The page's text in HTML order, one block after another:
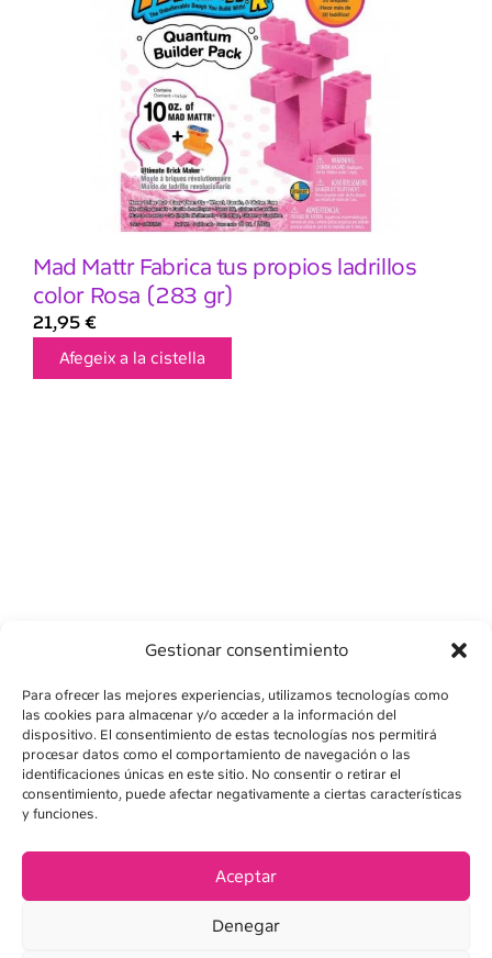
Gestionar consentimiento
Para ofrecer las mejores experiencias, utilizamos tecnologías como
las cookies para almacenar y/o acceder a la información del
dispositivo. El consentimiento de estas tecnologías nos permitirá
procesar datos como el comportamiento de navegación o las
identificaciones únicas en este sitio. No consentir o retirar el
consentimiento, puede afectar negativamente a ciertas características
y funciones.
Aceptar
Denegar
Mad Mattr Fabrica tus propios ladrillos
color Rosa (283 gr)
21,95 €
Afegeix a la cistella
AVÍS LEGAL
POLÍTICA DE PRIVADESA
CONDICIONS DE VENDA